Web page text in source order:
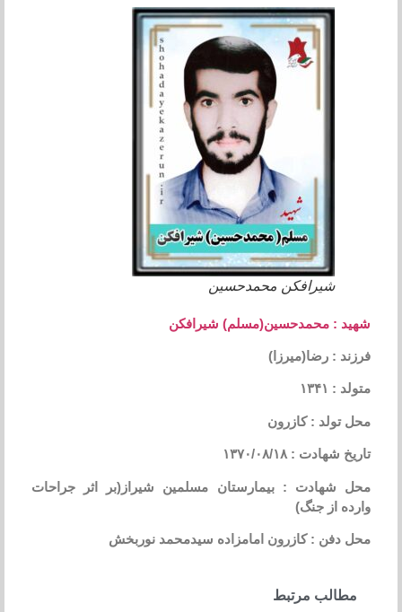
شیرافکن محمدحسین
شهید : محمدحسین(مسلم) شیرافکن
فرزند : رضا(میرزا)
متولد : ۱۳۴۱
محل تولد : کازرون
تاریخ شهادت : ۱۳۷۰/۰۸/۱۸
محل شهادت : بیمارستان مسلمین شیراز(بر اثر جراحات
وارده از جنگ)
محل دفن : کازرون امامزاده سیدمحمد نوربخش
مطالب مرتبط